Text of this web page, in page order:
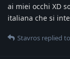
ai miei occhi XD
italiana che si
Stavros replied